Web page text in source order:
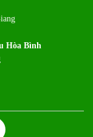
Hòa Bình